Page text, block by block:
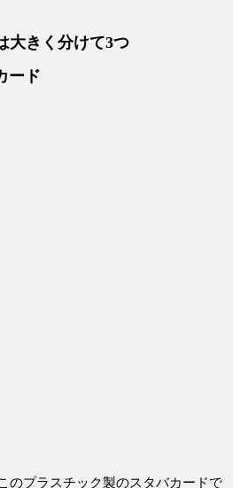
大きく分けて3つ
ード
のプラスチック製のスタバカードで